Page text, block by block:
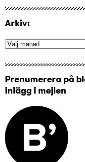
Arkiv:
Prenumerera på
inlägg i mejlen